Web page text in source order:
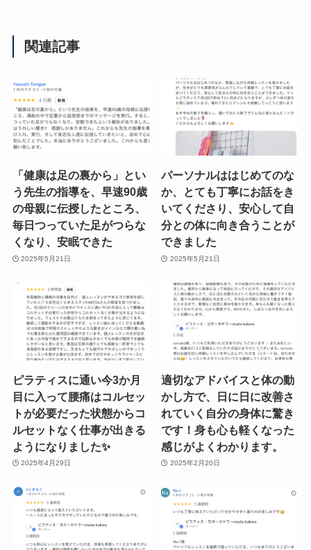
関連記事
「健康は足の裏から」とい
う先生の指導を、早速90歳
の母親に伝授したところ、
毎日つっていた足がつらな
くなり、安眠できた
2025年5月21日
パーソナルははじめてのな
か、とても丁寧にお話をき
いてくださり、安心して自
分との体に向き合うことが
できました
2025年5月21日
ピラティスに通い今3か月
目に入って腰痛はコルセッ
トが必要だった状態からコ
ルセットなく仕事が出きる
ようになりました✨
2025年4月29日
適切なアドバイスと体の動
かし方で、日に日に改善さ
れていく自分の身体に驚き
です！身も心も軽くなった
感じがよくわかります。
2025年2月20日